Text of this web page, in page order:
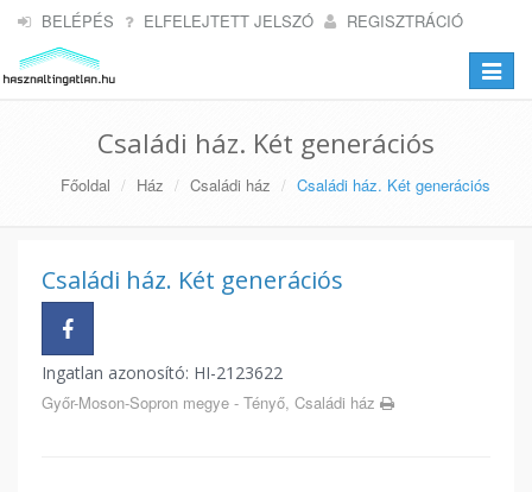
BELÉPÉS ELFELEJTETT JELSZÓ REGISZTRÁCIÓ
Toggle
Családi ház. Két generációs
Főoldal Ház Családi ház Családi ház. Két generációs
Családi ház. Két generációs
Ingatlan azonosító: HI-2123622
Győr-Moson-Sopron megye - Tényő, Családi ház